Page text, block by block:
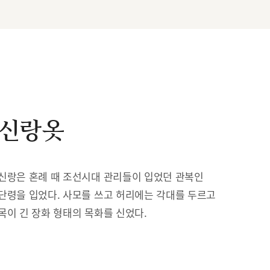
랑옷
랑은 혼례 때 조선시대 관리들이 입었던 관복인
령을 입었다. 사모를 쓰고 허리에는 각대를 두르고
이 긴 장화 형태의 목화를 신었다.